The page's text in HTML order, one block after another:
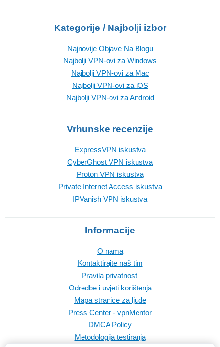
Kategorije / Najbolji izbor
Najnovije Objave Na Blogu
Najbolji VPN-ovi za Windows
Najbolji VPN-ovi za Mac
Najbolji VPN-ovi za iOS
Najbolji VPN-ovi za Android
Vrhunske recenzije
ExpressVPN iskustva
CyberGhost VPN iskustva
Proton VPN iskustva
Private Internet Access iskustva
IPVanish VPN iskustva
Informacije
O nama
Kontaktirajte naš tim
Pravila privatnosti
Odredbe i uvjeti korištenja
Mapa stranice za ljude
Press Center - vpnMentor
DMCA Policy
Metodologija testiranja